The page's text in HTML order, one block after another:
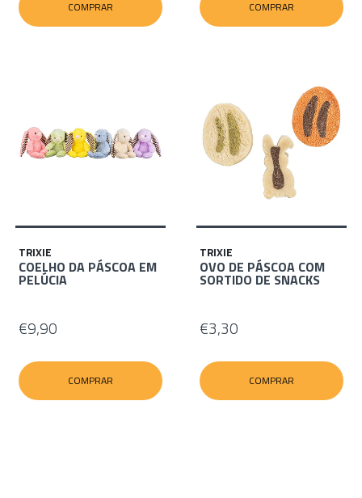
COMPRAR COMPRAR
TRIXIE
COELHO DA PÁSCOA EM
PELÚCIA
€9,90
COMPRAR
TRIXIE
OVO DE PÁSCOA COM
SORTIDO DE SNACKS
€3,30
COMPRAR